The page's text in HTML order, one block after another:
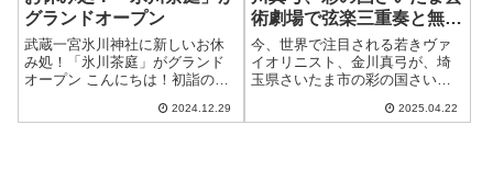
グランドオープン
武蔵一宮氷川神社に新しいお休
み処！「氷川茶庭」がグランド
オープン こんにちは！初詣のシ
今年の初詣は、ちょっと特別な
2024.12.29
術劇場で弦楽三重奏と無伴
奏リサイタル開催！
今、世界で注目される若きヴァ
イオリニスト、金川真弓が、埼
玉県さいたま市の彩の国さいた
音楽ファン待望のシリーズ「エ
2025.04.22